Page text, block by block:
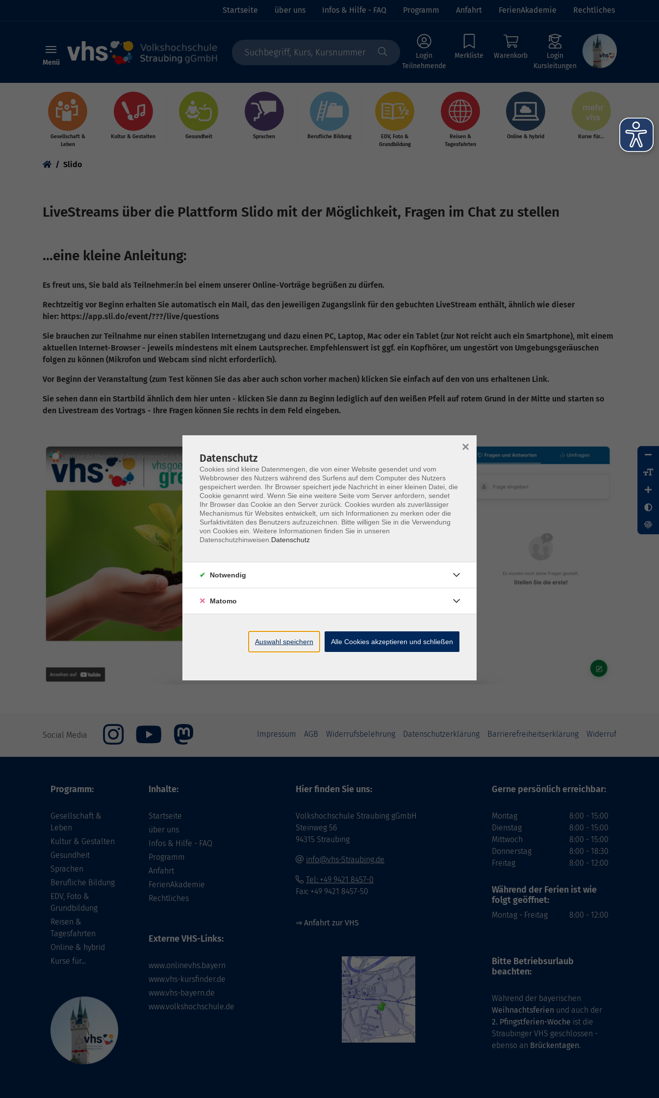
Startseite über uns Infos & Hilfe - FAQ Programm Anfahrt FerienAkademie Rechtliches
Menü
Login
Teilnehmende
Merkliste Warenkorb
Login
Kursleitungen
Gesellschaft &
Leben
Kultur & Gestalten Gesundheit Sprachen Berufliche Bildung
EDV, Foto &
Grundbildung
Reisen &
Tagesfahrten
Online & hybrid Kurse für...
Slido
LiveStreams über die Plattform Slido mit der Möglichkeit, Fragen im Chat zu stellen
...eine kleine Anleitung:
Es freut uns, Sie bald als Teilnehmer:in bei einem unserer Online-Vorträge begrüßen zu dürfen.
Rechtzeitig vor Beginn erhalten Sie automatisch ein Mail, das den jeweiligen Zugangslink für den gebuchten LiveStream enthält, ähnlich wie dieser
hier: https://app.sli.do/event/???/live/questions
Sie brauchen zur Teilnahme nur einen stabilen Internetzugang und dazu einen PC, Laptop, Mac oder ein Tablet (zur Not reicht auch ein Smartphone), mit einem
aktuellen Internet-Browser - jeweils mindestens mit einem Lautsprecher. Empfehlenswert ist ggf. ein Kopfhörer, um ungestört von Umgebungsgeräuschen
folgen zu können (Mikrofon und Webcam sind nicht erforderlich).
Vor Beginn der Veranstaltung (zum Test können Sie das aber auch schon vorher machen) klicken Sie einfach auf den von uns erhaltenen Link.
Sie sehen dann ein Startbild ähnlich dem hier unten - klicken Sie dann zu Beginn lediglich auf den weißen Pfeil auf rotem Grund in der Mitte und starten so
den Livestream des Vortrags - Ihre Fragen können Sie rechts in dem Feld eingeben.
Social Media Impressum AGB Widerrufsbelehrung Datenschutzerklärung Barrierefreiheitserklärung Widerruf
Programm:
Gesellschaft &
Leben
Kultur & Gestalten
Gesundheit
Sprachen
Berufliche Bildung
EDV, Foto &
Grundbildung
Reisen &
Tagesfahrten
Online & hybrid
Kurse für...
Inhalte:
Startseite
über uns
Infos & Hilfe - FAQ
Programm
Anfahrt
FerienAkademie
Rechtliches
Externe VHS-Links:
www.onlinevhs.bayern
www.vhs-kursfinder.de
www.vhs-bayern.de
www.volkshochschule.de
Hier finden Sie uns:
Volkshochschule Straubing gGmbH
Steinweg 56
94315 Straubing
info@vhs-Straubing.de
Tel: +49 9421 8457-0
Fax: +49 9421 8457-50
⇒ Anfahrt zur VHS
Gerne persönlich erreichbar:
Montag
Dienstag
Mittwoch
Donnerstag
Freitag
8:00 - 15:00
8:00 - 15:00
8:00 - 15:00
8:00 - 18:30
8:00 - 12:00
Während der Ferien ist wie
folgt geöffnet:
Montag - Freitag 8:00 - 12:00
Bitte Betriebsurlaub
beachten:
Während der bayerischen
Weihnachtsferien und auch der
2. Pfingstferien-Woche ist die
Straubinger VHS geschlossen -
ebenso an Brückentagen.
Datenschutz
Cookies sind kleine Datenmengen, die von einer Website gesendet und vom
Webbrowser des Nutzers während des Surfens auf dem Computer des Nutzers
gespeichert werden. Ihr Browser speichert jede Nachricht in einer kleinen Datei, die
Cookie genannt wird. Wenn Sie eine weitere Seite vom Server anfordern, sendet
Ihr Browser das Cookie an den Server zurück. Cookies wurden als zuverlässiger
Mechanismus für Websites entwickelt, um sich Informationen zu merken oder die
Surfaktivitäten des Benutzers aufzuzeichnen. Bitte willigen Sie in die Verwendung
von Cookies ein. Weitere Informationen finden Sie in unseren
Datenschutzhinweisen. Datenschutz
×
Notwendig
Matomo
Auswahl speichern Alle Cookies akzeptieren und schließen